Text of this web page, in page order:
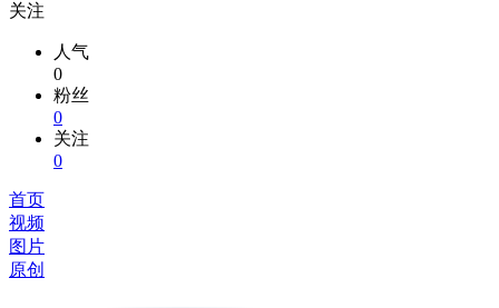
关注
人气
0
粉丝
0
关注
0
首页
视频
图片
原创